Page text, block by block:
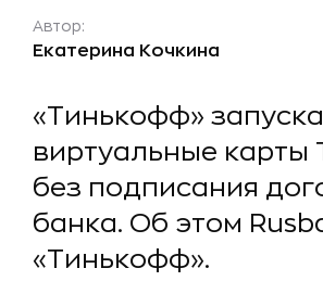
Автор:
Екатерина Кочкина
«Тинькофф»
виртуальные
без подписания
банка. Об этом
«Тинькофф».